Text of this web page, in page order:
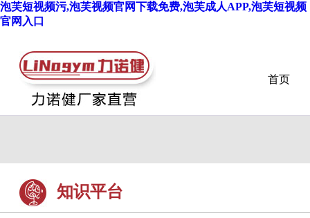
泡芙短视频污,泡芙视频官网下载免费,泡芙成人APP,泡芙短视频
官网入口
首页
知识平台